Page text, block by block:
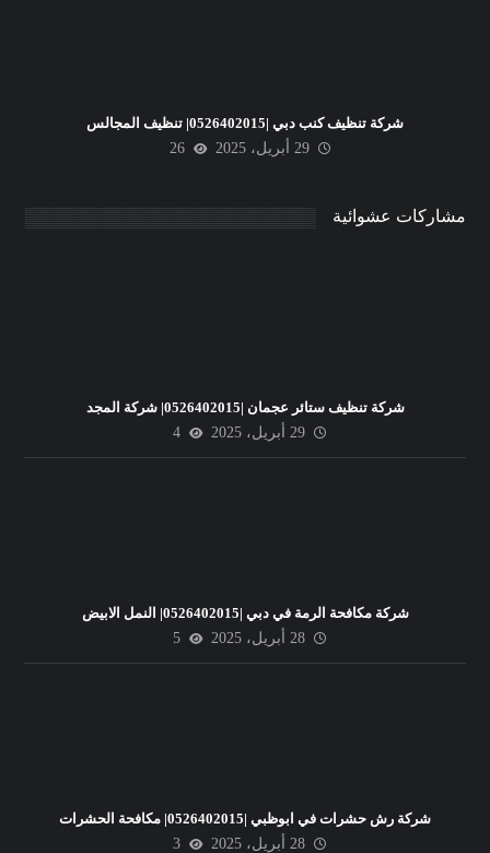
شركة تنظيف كنب دبي |0526402015| تنظيف المجالس
29 أبريل، 2025
26
مشاركات عشوائية
شركة تنظيف ستائر عجمان |0526402015| شركة المجد
29 أبريل، 2025
4
شركة مكافحة الرمة في دبي |0526402015| النمل الابيض
28 أبريل، 2025
5
شركة رش حشرات في ابوظبي |0526402015| مكافحة الحشرات
28 أبريل، 2025
3